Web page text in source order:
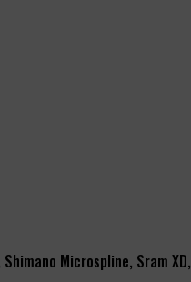
Microspline, Sram XD,